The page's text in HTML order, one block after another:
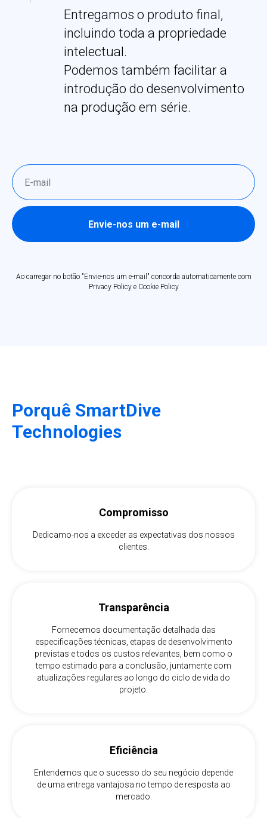
Entregamos o produto final,
incluindo toda a propriedade
intelectual.
Podemos também facilitar a
introdução do desenvolvimento
na produção em série.
Envie-nos um e-mail
Ao carregar no botão "Envie-nos um e-mail" concorda automaticamente com
Privacy Policye Cookie Policy
Porquê SmartDive
Technologies
Compromisso
Dedicamo-nos a exceder as expectativas dos nossos
clientes.
Transparência
Fornecemos documentação detalhada das
especificações técnicas, etapas de desenvolvimento
previstas e todos os custos relevantes, bem como o
tempo estimado para a conclusão, juntamente com
atualizações regulares ao longo do ciclo de vida do
projeto.
Eficiência
Entendemos que o sucesso do seu negócio depende
de uma entrega vantajosa no tempo de resposta ao
mercado.